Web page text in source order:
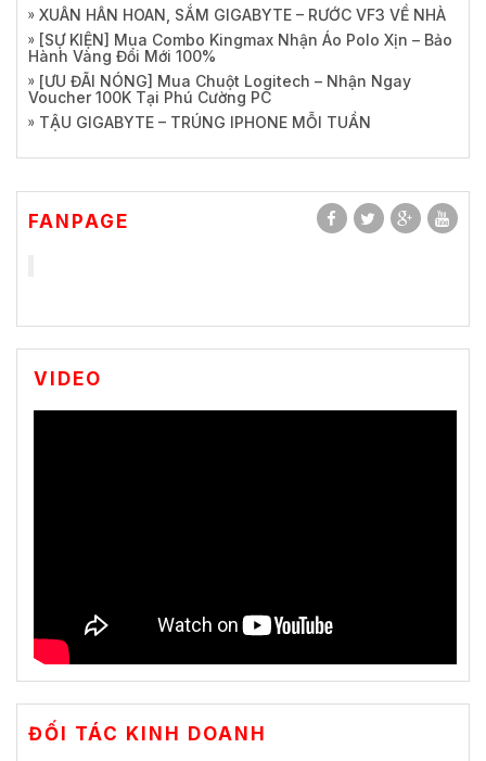
XUÂN HÂN HOAN, SẮM GIGABYTE – RƯỚC VF3 VỀ NHÀ
[SỰ KIỆN] Mua Combo Kingmax Nhận Áo Polo Xịn – Bảo
Hành Vàng Đổi Mới 100%
[ƯU ĐÃI NÓNG] Mua Chuột Logitech – Nhận Ngay
Voucher 100K Tại Phú Cường PC
TẬU GIGABYTE – TRÚNG IPHONE MỖI TUẦN
FANPAGE
VIDEO
ĐỐI TÁC KINH DOANH